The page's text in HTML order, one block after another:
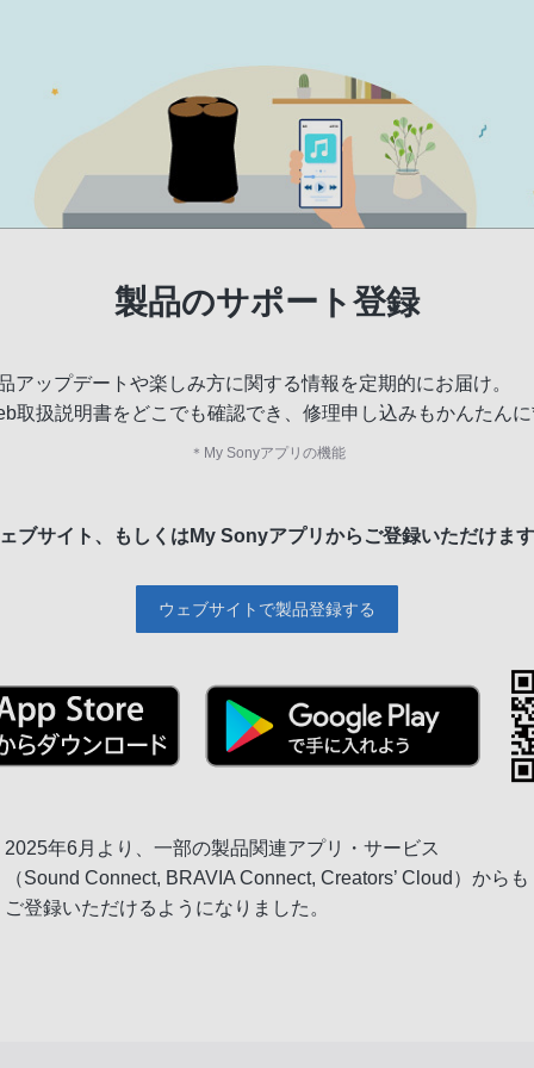
製品のサポート登録
アップデートや楽しみ方に関する情報を定期的にお届け。
取扱説明書をどこでも確認でき、修理申し込みもかんたん
＊ My Sonyアプリの機能
ブサイト、もしくは My Sonyアプリからご登録いただけま
ウェブサイトで製品登録する
2025年6月より、一部の製品関連アプリ・サービス
（Sound Connect, BRAVIA Connect, Creators’ Cloud）からも
ご登録いただけるようになりました。